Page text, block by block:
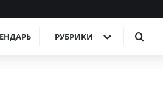
РУБРИКИ